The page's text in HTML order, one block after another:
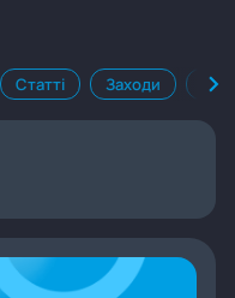
Статті Заходи